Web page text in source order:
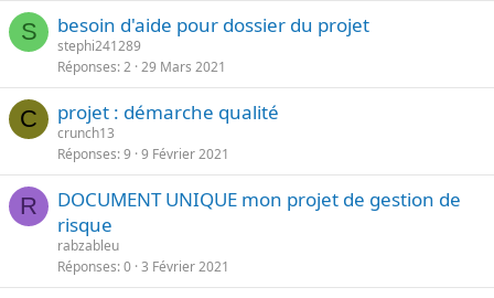
S besoin d'aide pour dossier du projet
stephi241289
Réponses 2 29 Mars 2021
C projet : démarche qualité
crunch13
Réponses 9 9 Février 2021
R
DOCUMENT UNIQUE mon projet de gestion de
risque
rabzableu
Réponses 0 3 Février 2021